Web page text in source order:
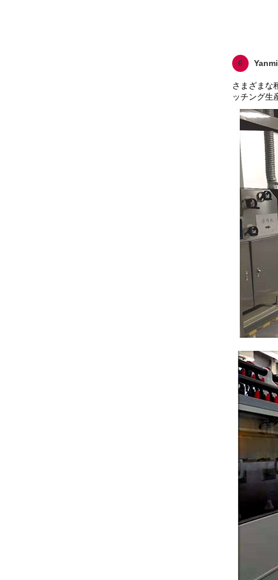
6
さまざまな
ッチング生